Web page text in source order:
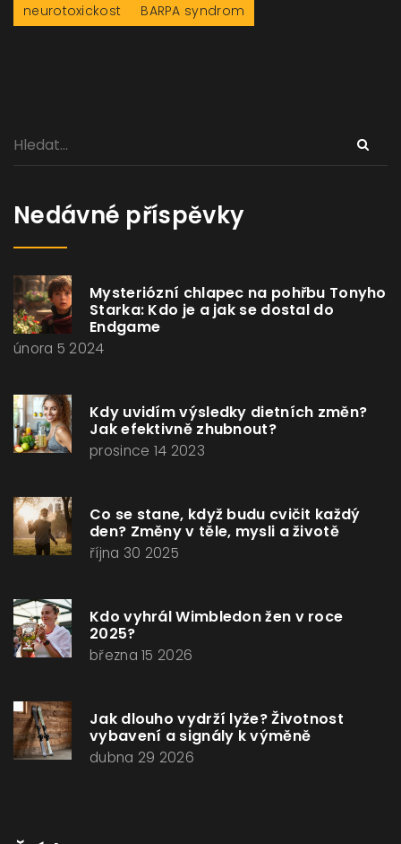
neurotoxickost
BARPA syndrom
Nedávné příspěvky
Mysteriózní chlapec na pohřbu Tonyho
Starka: Kdo je a jak se dostal do
Endgame
února 5 2024
Kdy uvidím výsledky dietních změn?
Jak efektivně zhubnout?
prosince 14 2023
Co se stane, když budu cvičit každý
den? Změny v těle, mysli a životě
října 30 2025
Kdo vyhrál Wimbledon žen v roce
2025?
března 15 2026
Jak dlouho vydrží lyže? Životnost
vybavení a signály k výměně
dubna 29 2026